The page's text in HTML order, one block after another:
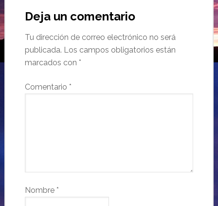
Deja un comentario
Tu dirección de correo electrónico no será
publicada. Los campos obligatorios están
marcados con *
Comentario *
Nombre *